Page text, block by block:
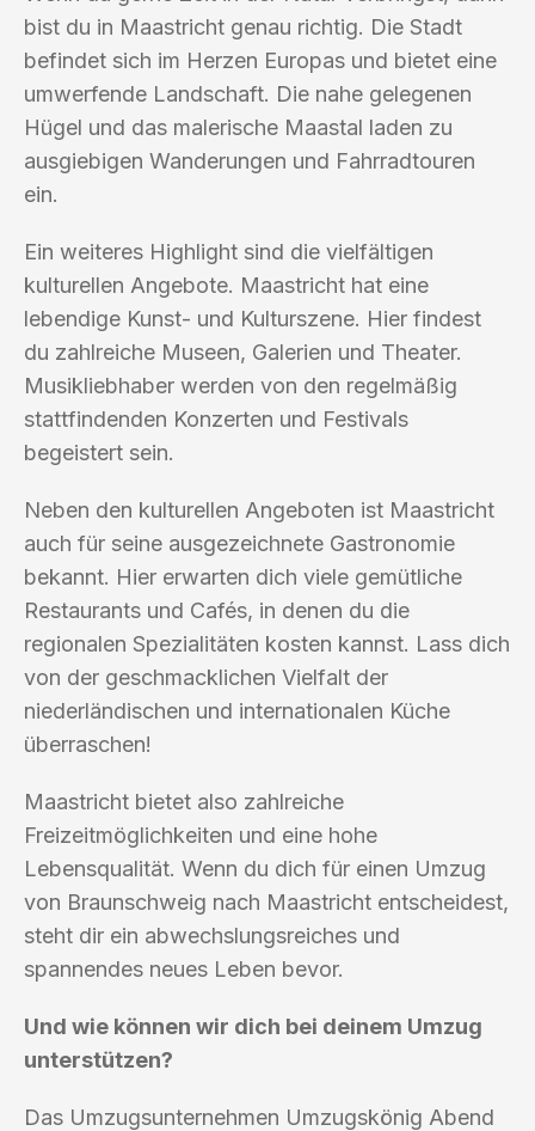
bist du in Maastricht genau richtig. Die Stadt
befindet sich im Herzen Europas und bietet eine
umwerfende Landschaft. Die nahe gelegenen
Hügel und das malerische Maastal laden zu
ausgiebigen Wanderungen und Fahrradtouren
ein.
Ein weiteres Highlight sind die vielfältigen
kulturellen Angebote. Maastricht hat eine
lebendige Kunst- und Kulturszene. Hier findest
du zahlreiche Museen, Galerien und Theater.
Musikliebhaber werden von den regelmäßig
stattfindenden Konzerten und Festivals
begeistert sein.
Neben den kulturellen Angeboten ist Maastricht
auch für seine ausgezeichnete Gastronomie
bekannt. Hier erwarten dich viele gemütliche
Restaurants und Cafés, in denen du die
regionalen Spezialitäten kosten kannst. Lass dich
von der geschmacklichen Vielfalt der
niederländischen und internationalen Küche
überraschen!
Maastricht bietet also zahlreiche
Freizeitmöglichkeiten und eine hohe
Lebensqualität. Wenn du dich für einen Umzug
von Braunschweig nach Maastricht entscheidest,
steht dir ein abwechslungsreiches und
spannendes neues Leben bevor.
Und wie können wir dich bei deinem Umzug
unterstützen?
Das Umzugsunternehmen Umzugskönig Abend